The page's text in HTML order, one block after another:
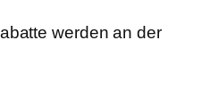
werden an der